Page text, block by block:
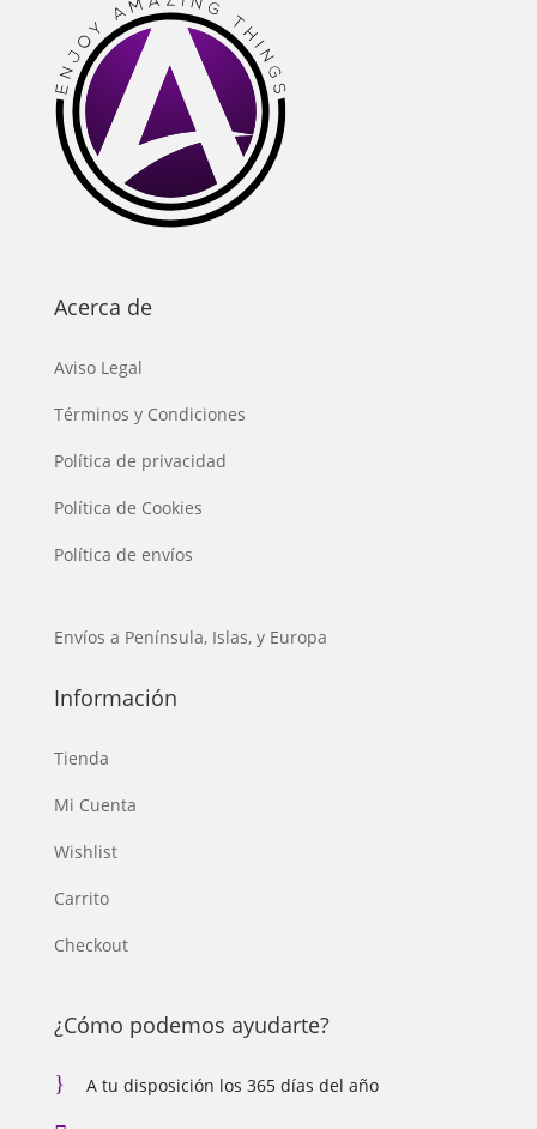
Acerca de
Aviso Legal
Términos y Condiciones
Política de privacidad
Política de Cookies
Política de envíos
Envíos a Península, Islas, y Europa
Información
Tienda
Mi Cuenta
Wishlist
Carrito
Checkout
¿Cómo podemos ayudarte?
} A tu disposición los 365 días del año